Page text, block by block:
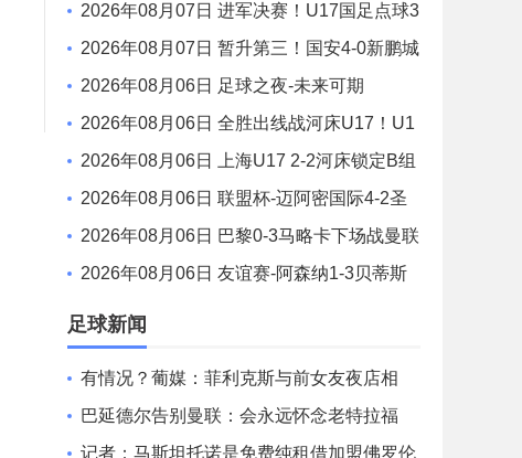
-4枪手U17 李秋甫、李文博失点王启戎扑点
2026年08月07日 进军决赛！U17国足点球3
-1河床U17将战阿森纳 江宇涵替补两扑点
2026年08月07日 暂升第三！国安4-0新鹏城
7轮不败 张玉宁传射达万双响法比奥破门
2026年08月06日 足球之夜-未来可期
2026年08月06日 全胜出线战河床U17！U1
7国足2-1十人药厂U17 赵松源登场1分钟传射
2026年08月06日 上海U17 2-2河床锁定B组
第1 吕孟洋点射阿布力米破门 将战A组第2
2026年08月06日 联盟杯-迈阿密国际4-2圣
路易斯 梅西2射1传 阿伦助攻戴帽
2026年08月06日 巴黎0-3马略卡下场战曼联
巴黎全场控球近6成+8射3正未果
2026年08月06日 友谊赛-阿森纳1-3贝蒂斯
因卡皮耶破门难救主 福纳尔斯1射2传
足球新闻
有情况？葡媒：菲利克斯与前女友夜店相
遇，交谈后社媒再次互关
巴延德尔告别曼联：会永远怀念老特拉福
德，我的心与你们同在
记者：马斯坦托诺是免费纯租借加盟佛罗伦